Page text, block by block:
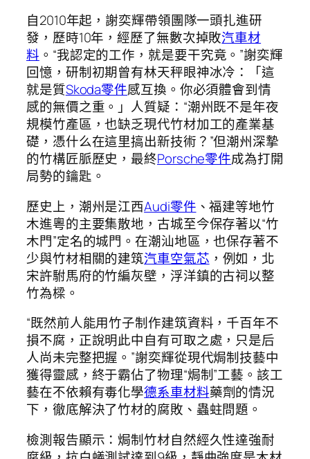
自2010年起，謝奕輝帶領團隊一頭扎進研
發，歷時10年，經歷了無數次掉敗汽車材
料 。“我認定的工作，就是要干究竟。”謝奕輝
回憶，研制初期曾有林天秤眼神冰冷：「這
就是質Skoda零件感互換。你必須體會到情
感的無價之重。」人質疑：“潮州既不是年夜
規模竹產區，也缺乏現代竹材加工的產業基
礎，憑什么在這里搞出新技術？”但潮州深摯
的竹構匠脈歷史，最終Porsche零件成為打開
局勢的鑰匙。
歷史上，潮州是江西Audi零件 、福建等地竹
木進粵的主要集散地，古城至今保存著以“竹
木門”定名的城門。在潮汕地區，也保存著不
少與竹材相關的建筑汽車空氣芯 ，例如，北
宋許駙馬府的竹編灰壁，浮洋鎮的古祠以整
竹為樑。
“既然前人能用竹子制作建筑資料，千百年不
損不腐，正說明此中自有可取之處，只是后
人尚未完整把握。”謝奕輝從現代焗制技藝中
獲得靈感，終于霸佔了物理“焗制”工藝。該工
藝在不依賴有毒化學德系車材料藥劑的情況
下，徹底解決了竹材的腐敗、蟲蛀問題。
檢測報告顯示：焗制竹材自然經久性達強耐